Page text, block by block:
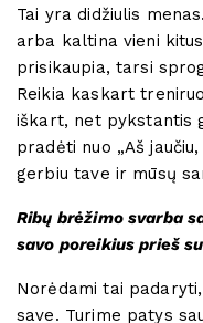
Tai yra didžiulis
arba kaltina vieni
prisikaupia, tarsi
Reikia kaskart
iškart, net pykstantis
pradėti nuo „Aš
gerbiu tave ir mūsų
Ribų brėžimo svarba
savo poreikius prieš
Norėdami tai
save. Turime patys